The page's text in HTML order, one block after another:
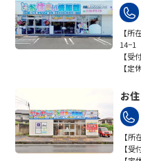
【所
14−1
【受
【定
お
【
【